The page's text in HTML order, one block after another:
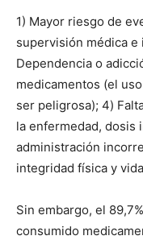
1) Mayor riesgo de
supervisión médica
Dependencia o
medicamentos (el
ser peligrosa); 4)
la enfermedad, dosis
administración
integridad física y
Sin embargo, el
consumido